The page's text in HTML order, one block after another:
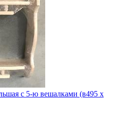
с 5-ю вешалками (в495 х